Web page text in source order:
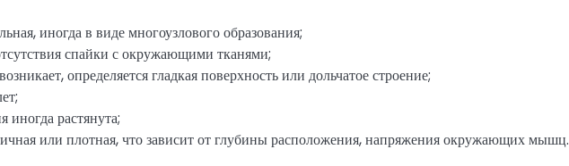
иногда в виде многоузлового образования;
спайки с окружающими тканями;
определяется гладкая поверхность или дольчатое строение;
иногда растянута;
или плотная, что зависит от глубины расположения, напряжения окружающих мышц.